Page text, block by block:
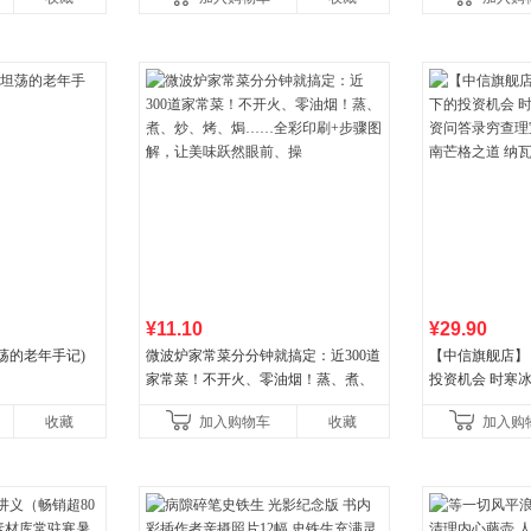
的老年手记)
收藏
¥11.10
微波炉家常菜分分钟就搞定：近300道
家常菜！不开火、零油烟！蒸、煮、
让美味跃然眼前、操
加入购物车 收藏
¥29.90
【中信旗舰店
投资机会 时寒
格之道 纳瓦尔
加入购